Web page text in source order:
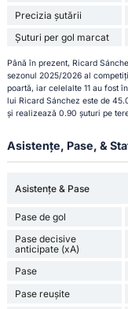
Precizia șutării
Șuturi per gol marcat
Până în prezent, Ricard
sezonul 2025/2026 al
poartă, iar celelalte 11 au fost
lui Ricard Sánchez este de
și realizează 0.90 șuturi pe
Asistențe, Pase, &
Asistențe & Pase
Pase de gol
Pase decisive
anticipate (xA)
Pase
Pase reușite